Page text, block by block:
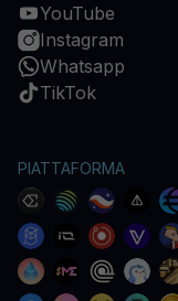
YouTube
Instagram
Whatsapp
TikTok
PIATTAFORMA